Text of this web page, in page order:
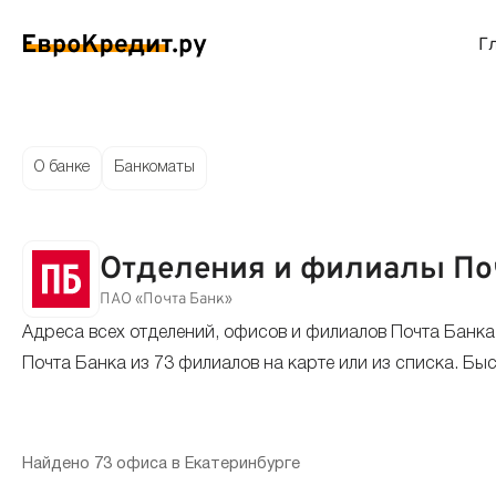
на карту
без отказа
с плохой КИ
до зарплаты
Мгновенные займы
Лучшие займы
Круглосуточные займы
С
Кредитные карты
Кредитные карты
О банке Банкоматы
Отделения и филиалы
ПАО «Почта Банк»
Адреса всех отделений, офисов и филиалов Почта
Почта Банка из 73 филиалов на карте или из списка.
Найдено 73 офиса в Екатеринбурге